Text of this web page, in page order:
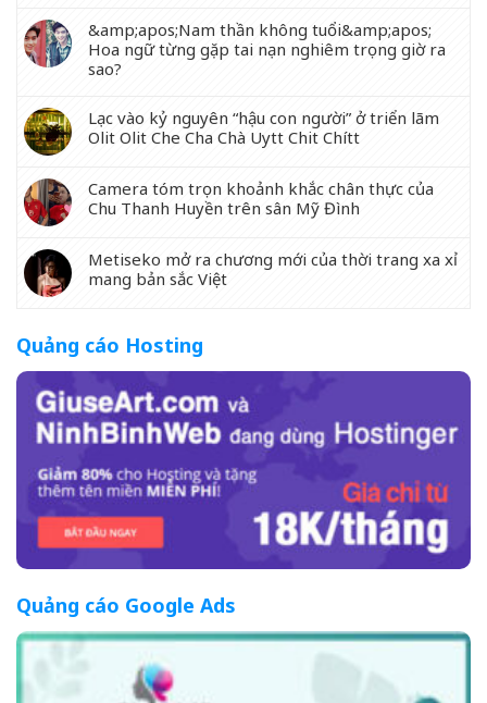
&amp;apos;Nam thần không tuổi&amp;apos;
Hoa ngữ từng gặp tai nạn nghiêm trọng giờ ra
sao?
Lạc vào kỷ nguyên “hậu con người” ở triển lãm
Olit Olit Che Cha Chà Uytt Chit Chítt
Camera tóm trọn khoảnh khắc chân thực của
Chu Thanh Huyền trên sân Mỹ Đình
Metiseko mở ra chương mới của thời trang xa xỉ
mang bản sắc Việt
Quảng cáo Hosting
Quảng cáo Google Ads